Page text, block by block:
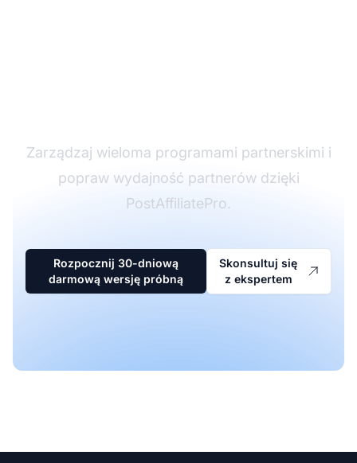
Zarządzaj wieloma programami partnerskimi i
popraw wydajność partnerów dzięki
PostAffiliatePro.
Rozpocznij 30-dniową
darmową wersję próbną
Skonsultuj się
z ekspertem